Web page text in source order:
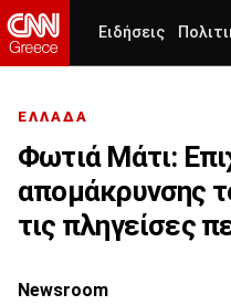
Ειδήσεις
ΕΛΛΑΔΑ
Φωτιά Μάτι:
απομάκρυνσης
τις πληγείσες
Newsroom